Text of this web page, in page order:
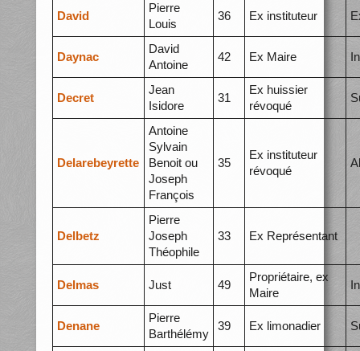
David
Pierre
Louis
36 Ex instituteur
Daynac
David
Antoine
42 Ex Maire
Decret
Jean
Isidore
31
Ex huissier
révoqué
Delarebeyrette
Antoine
Sylvain
Benoit ou
Joseph
François
35
Ex instituteur
révoqué
Delbetz
Pierre
Joseph
Théophile
33 Ex Représentant
Delmas Just 49
Propriétaire, ex
Maire
Denane
Pierre
Barthélémy
39 Ex limonadier